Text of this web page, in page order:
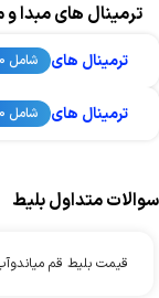
ترمینال های مبدا
ترمینال های شامل 0 ترمینال
ترمینال های شامل 0 ترمینال
سوالات متداول بلیط
قیمت بلیط قم